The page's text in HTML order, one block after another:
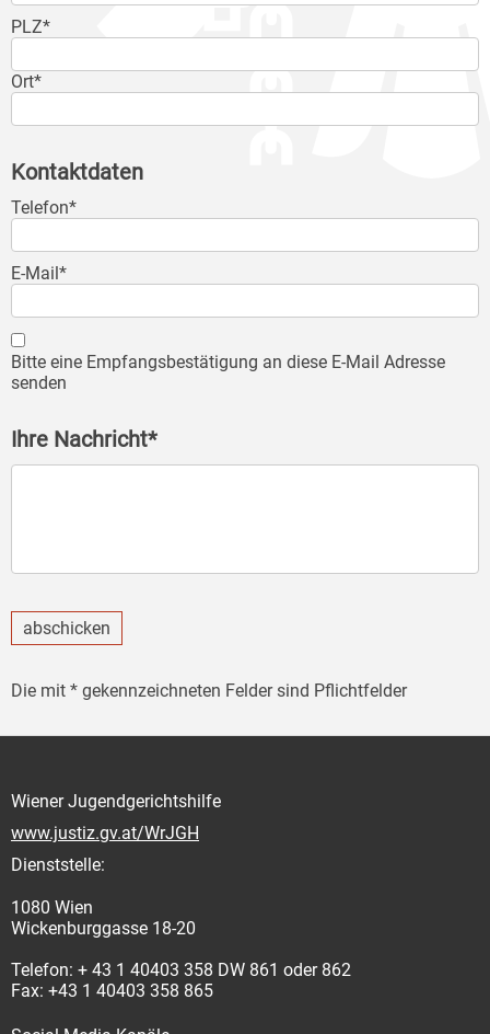
PLZ*
Ort*
Kontaktdaten
Telefon*
E-Mail*
Bitte eine Empfangsbestätigung an diese E-Mail Adresse
senden
Ihre Nachricht*
abschicken
Die mit * gekennzeichneten Felder sind Pflichtfelder
Wiener Jugendgerichtshilfe
www.justiz.gv.at/WrJGH
Dienststelle:
1080 Wien
Wickenburggasse 18-20
Telefon: + 43 1 40403 358 DW 861 oder 862
Fax: +43 1 40403 358 865